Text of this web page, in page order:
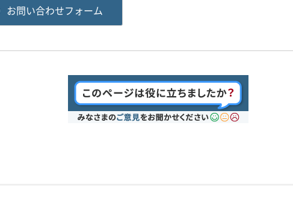
お問い合わせフォーム